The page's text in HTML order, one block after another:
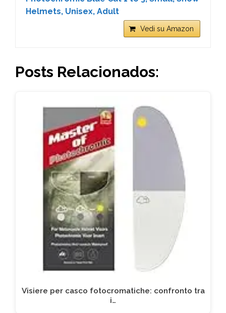
Helmets, Unisex, Adult
Vedi su Amazon
Posts Relacionados:
Visiere per casco fotocromatiche: confronto tra
i…